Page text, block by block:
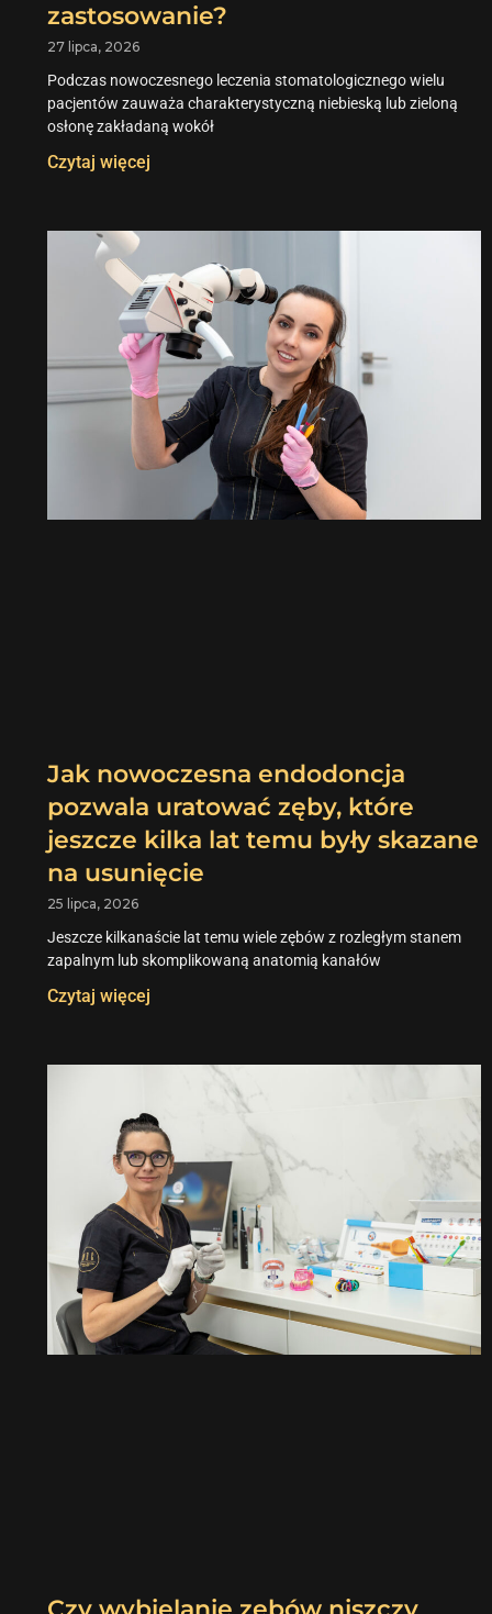
zastosowanie?
27 lipca, 2026
Podczas nowoczesnego leczenia stomatologicznego wielu
pacjentów zauważa charakterystyczną niebieską lub zieloną
osłonę zakładaną wokół
Czytaj więcej
Jak nowoczesna endodoncja
pozwala uratować zęby, które
jeszcze kilka lat temu były skazane
na usunięcie
25 lipca, 2026
Jeszcze kilkanaście lat temu wiele zębów z rozległym stanem
zapalnym lub skomplikowaną anatomią kanałów
Czytaj więcej